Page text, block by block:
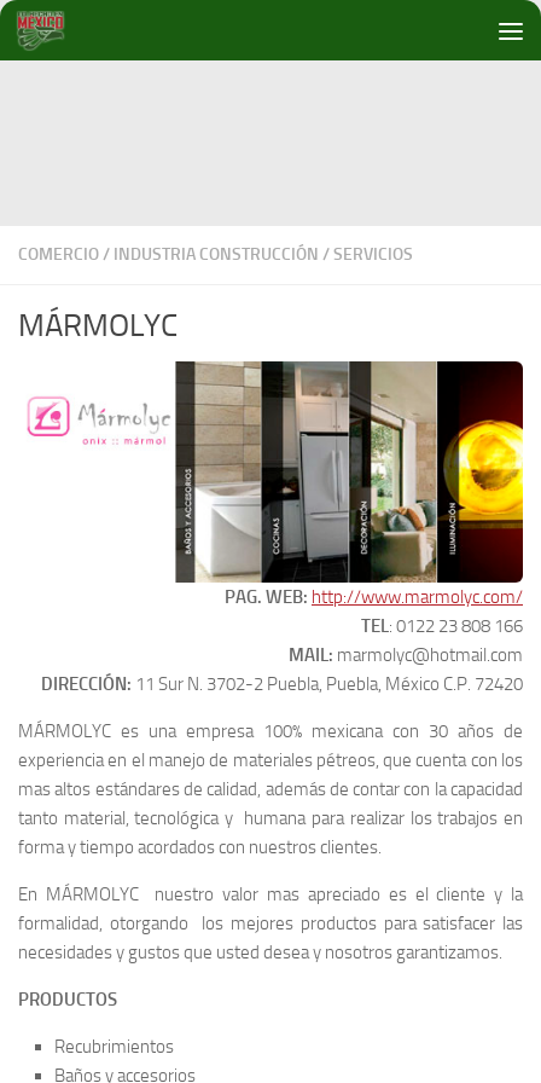
Debajo del contenido
COMERCIO/ INDUSTRIA CONSTRUCCIÓN /SERVICIOS
MÁRMOLYC
PAG. WEB: http://www.marmolyc.com/
TEL: 0122 23 808 166
MAIL: marmolyc@hotmail.com
DIRECCIÓN: 11 Sur N. 3702-2 Puebla, Puebla, México C.P. 72420
MÁRMOLYC es una empresa 100% mexicana con 30 años de
experiencia en el manejo de materiales pétreos, que cuenta con los
mas altos estándares de calidad, además de contar con la capacidad
tanto material, tecnológica y humana para realizar los trabajos en
forma y tiempo acordados con nuestros clientes.
En MÁRMOLYC nuestro valor mas apreciado es el cliente y la
formalidad, otorgando los mejores productos para satisfacer las
necesidades y gustos que usted desea y nosotros garantizamos.
PRODUCTOS
Recubrimientos
Baños y accesorios